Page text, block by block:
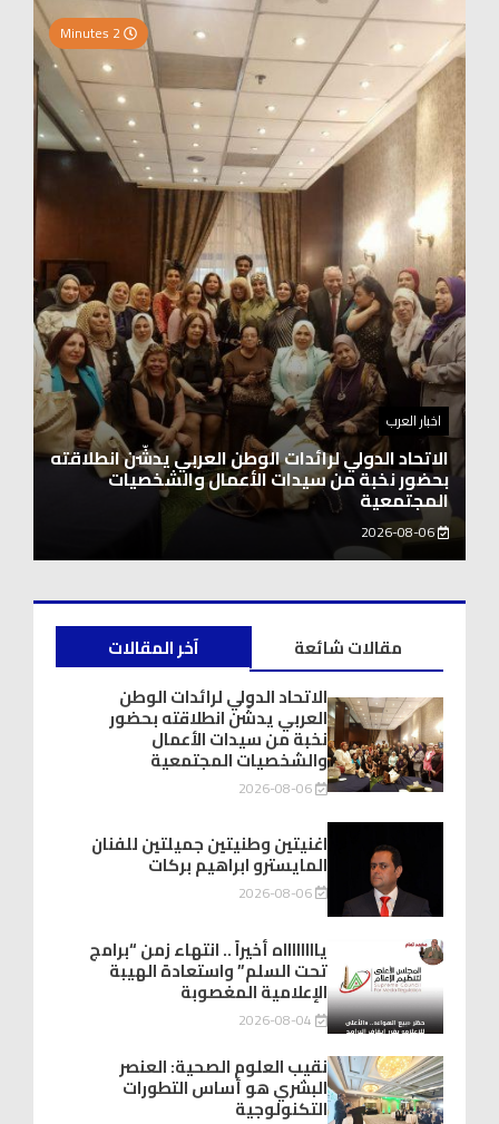
اخبار العرب
اغنيتين وطنيتين جميلتين للفنان المايسترو ابراهيم
بركات
2026-08-06
آخر المقالات
مقالات شائعة
الاتحاد الدولي لرائدات الوطن
العربي يدشّن انطلاقته بحضور
نخبة من سيدات الأعمال
والشخصيات المجتمعية
2026-08-06
اغنيتين وطنيتين جميلتين للفنان
المايسترو ابراهيم بركات
2026-08-06
يااااااااه أخيراً .. انتهاء زمن “برامج
تحت السلم” واستعادة الهيبة
الإعلامية المغصوبة
2026-08-04
نقيب العلوم الصحية: العنصر
البشري هو أساس التطورات
التكنولوجية